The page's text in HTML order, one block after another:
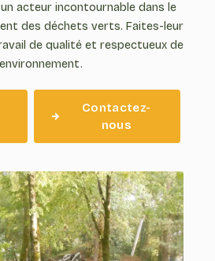
acteur incontournable dans le
des déchets verts. Faites-leur
de qualité et respectueux de
Contactez-
nous